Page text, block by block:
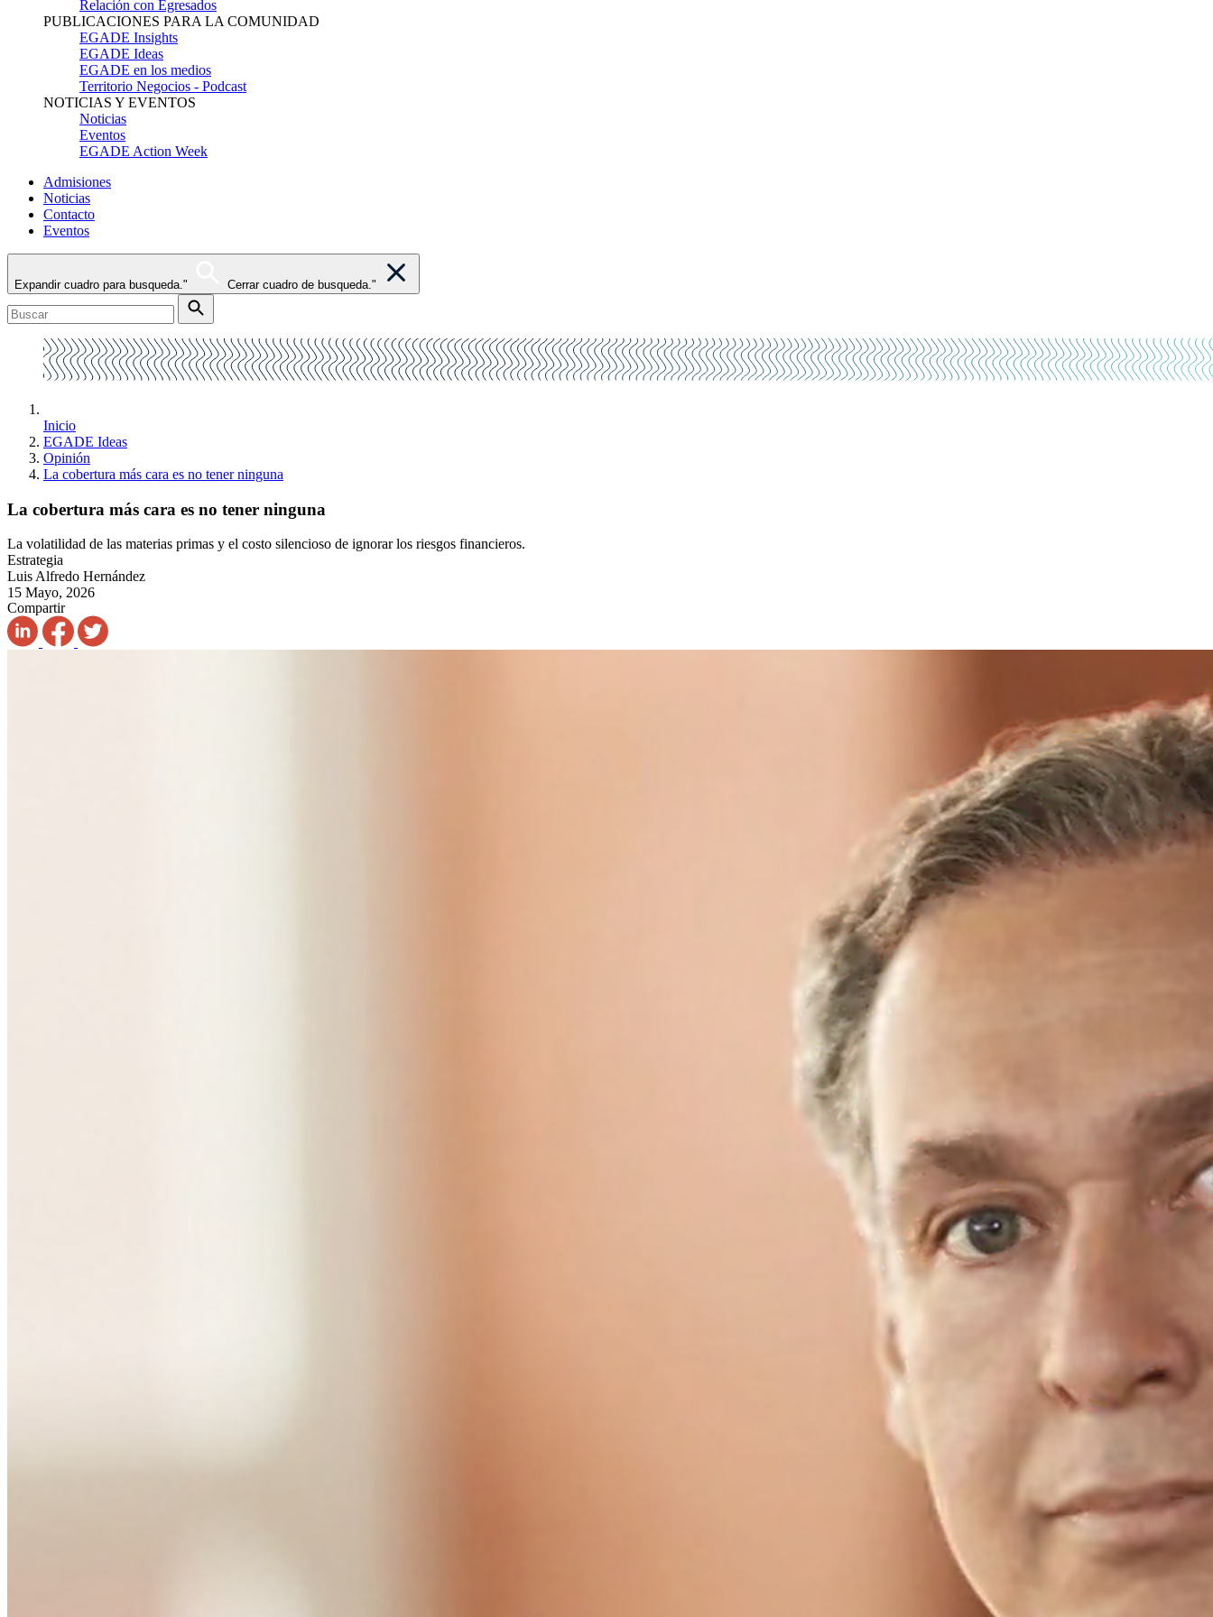
Relación con Egresados
PUBLICACIONES PARA LA COMUNIDAD
EGADE Insights
EGADE Ideas
EGADE en los medios
Territorio Negocios - Podcast
NOTICIAS Y EVENTOS
Noticias
Eventos
EGADE Action Week
Admisiones
Noticias
Contacto
Eventos
Expandir cuadro para busqueda." Cerrar cuadro de busqueda."
Inicio
EGADE Ideas
Opinión
La cobertura más cara es no tener ninguna
La cobertura más cara es no tener ninguna
La volatilidad de las materias primas y el costo silencioso de ignorar los riesgos financieros.
Estrategia
Luis Alfredo Hernández
15 Mayo, 2026
Compartir